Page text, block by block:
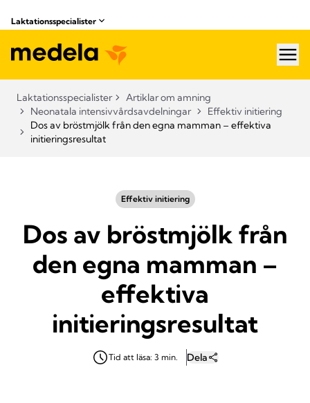
Laktationsspecialister
Laktationsspecialister
Artiklar om amning
Neonatala intensivvårdsavdelningar
Effektiv initiering
Dos av bröstmjölk från den egna mamman – effektiva
initieringsresultat
Effektiv initiering
Dos av bröstmjölk från
den egna mamman –
effektiva
initieringsresultat
Tid att läsa: 3 min. Dela